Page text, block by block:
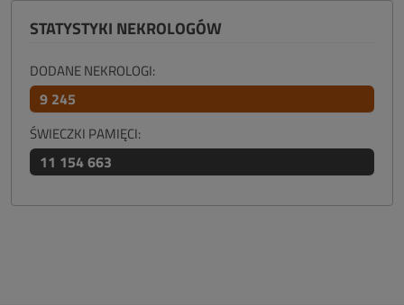
STATYSTYKI NEKROLOGÓW
DODANE NEKROLOGI:
9 245
ŚWIECZKI PAMIĘCI:
11 154 663